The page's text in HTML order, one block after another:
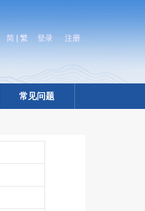
简 繁 登录 注册
常见问题